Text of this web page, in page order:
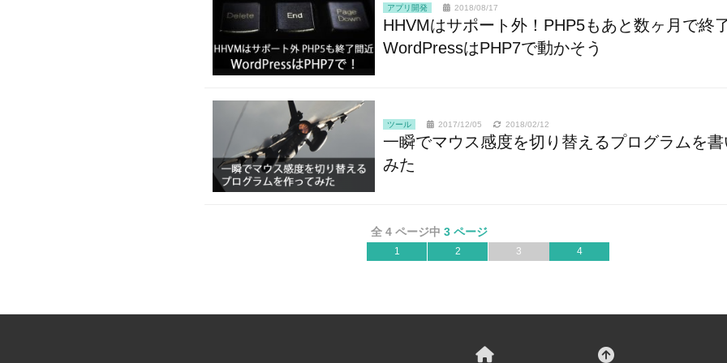
アプリ開発 2018/08/17
HHVMはサポート外！PHP5もあと数ヶ月で終
WordPressはPHP7で動かそう
ツール 2017/12/05 2018/02/12
一瞬でマウス感度を切り替えるプログラムを書
みた
全 4 ページ中 3 ページ
1 2 3 4